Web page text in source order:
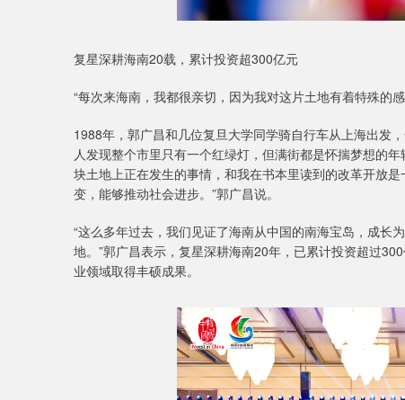
复星深耕海南20载，累计投资超300亿元
“每次来海南，我都很亲切，因为我对这片土地有着特殊的
1988年，郭广昌和几位复旦大学同学骑自行车从上海出发
人发现整个市里只有一个红绿灯，但满街都是怀揣梦想的
块土地上正在发生的事情，和我在书本里读到的改革开放
变，能够推动社会进步。”郭广昌说。
“这么多年过去，我们见证了海南从中国的南海宝岛，成长
地。”郭广昌表示，复星深耕海南20年，已累计投资超过
业领域取得丰硕成果。